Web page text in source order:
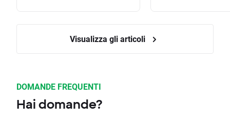
Visualizza gli articoli
DOMANDE FREQUENTI
Hai domande?